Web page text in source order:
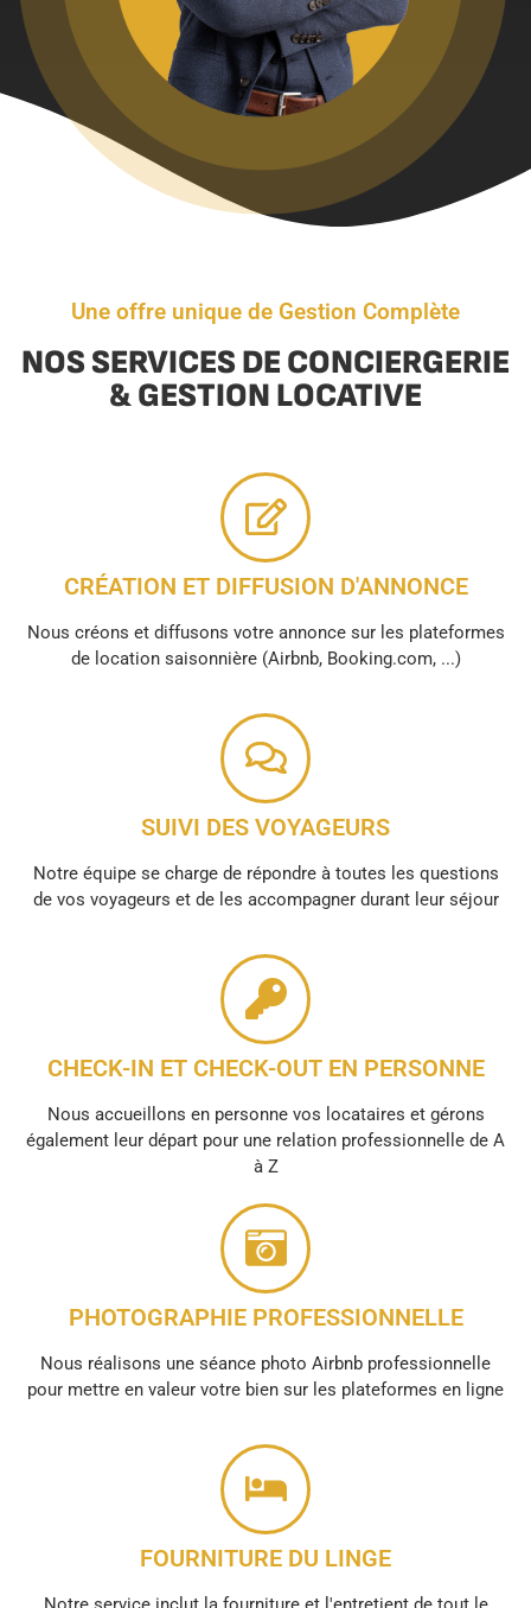
Une offre unique de Gestion Complète
NOS SERVICES DE CONCIERGERIE
& GESTION LOCATIVE
CRÉATION ET DIFFUSION D'ANNONCE
Nous créons et diffusons votre annonce sur les plateformes
de location saisonnière (Airbnb, Booking.com, ...)
SUIVI DES VOYAGEURS
Notre équipe se charge de répondre à toutes les questions
de vos voyageurs et de les accompagner durant leur séjour
CHECK-IN ET CHECK-OUT EN PERSONNE
Nous accueillons en personne vos locataires et gérons
également leur départ pour une relation professionnelle de A
à Z
PHOTOGRAPHIE PROFESSIONNELLE
Nous réalisons une séance photo Airbnb professionnelle
pour mettre en valeur votre bien sur les plateformes en ligne
FOURNITURE DU LINGE